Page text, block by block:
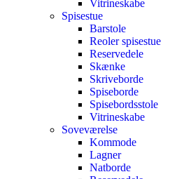
Vitrineskabe
Spisestue
Barstole
Reoler spisestue
Reservedele
Skænke
Skriveborde
Spiseborde
Spisebordsstole
Vitrineskabe
Soveværelse
Kommode
Lagner
Natborde